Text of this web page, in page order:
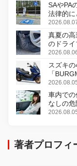
SAやPA
法律的に
真夏の
のドラ
スズキ
「
変更し、
車内で
なしの危
著者プロフィ